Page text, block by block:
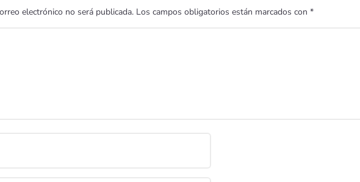
electrónico no será publicada. Los campos obligatorios están marcados con*